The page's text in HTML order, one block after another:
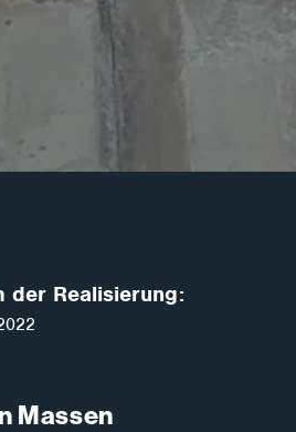
der Realisierung:
Massen